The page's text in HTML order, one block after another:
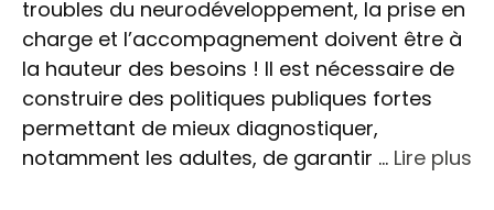
troubles du neurodéveloppement, la prise en
charge et l’accompagnement doivent être à
la hauteur des besoins ! Il est nécessaire de
construire des politiques publiques fortes
permettant de mieux diagnostiquer,
notamment les adultes, de garantir … Lire plus